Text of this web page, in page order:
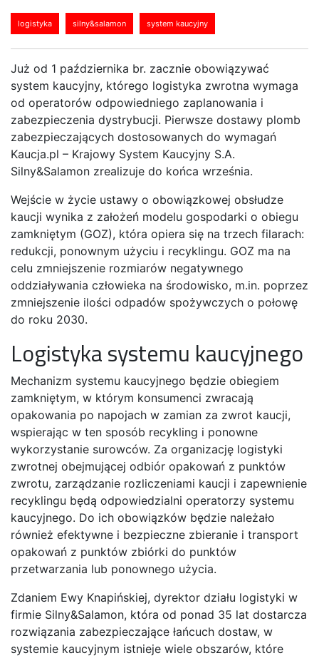
logistyka silny&salamon system kaucyjny
Już od 1 października br. zacznie obowiązywać
system kaucyjny, którego logistyka zwrotna wymaga
od operatorów odpowiedniego zaplanowania i
zabezpieczenia dystrybucji. Pierwsze dostawy plomb
zabezpieczających dostosowanych do wymagań
Kaucja.pl – Krajowy System Kaucyjny S.A.
Silny&Salamon zrealizuje do końca września.
Wejście w życie ustawy o obowiązkowej obsłudze
kaucji wynika z założeń modelu gospodarki o obiegu
zamkniętym (GOZ), która opiera się na trzech filarach:
redukcji, ponownym użyciu i recyklingu. GOZ ma na
celu zmniejszenie rozmiarów negatywnego
oddziaływania człowieka na środowisko, m.in. poprzez
zmniejszenie ilości odpadów spożywczych o połowę
do roku 2030.
Logistyka systemu kaucyjnego
Mechanizm systemu kaucyjnego będzie obiegiem
zamkniętym, w którym konsumenci zwracają
opakowania po napojach w zamian za zwrot kaucji,
wspierając w ten sposób recykling i ponowne
wykorzystanie surowców. Za organizację logistyki
zwrotnej obejmującej odbiór opakowań z punktów
zwrotu, zarządzanie rozliczeniami kaucji i zapewnienie
recyklingu będą odpowiedzialni operatorzy systemu
kaucyjnego. Do ich obowiązków będzie należało
również efektywne i bezpieczne zbieranie i transport
opakowań z punktów zbiórki do punktów
przetwarzania lub ponownego użycia.
Zdaniem Ewy Knapińskiej, dyrektor działu logistyki w
firmie Silny&Salamon, która od ponad 35 lat dostarcza
rozwiązania zabezpieczające łańcuch dostaw, w
systemie kaucyjnym istnieje wiele obszarów, które